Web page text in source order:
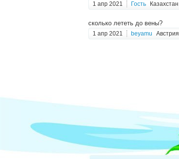
1 апр 2021 Гость Казахстан
сколько лететь до вены?
1 апр 2021 beyamu Австрия